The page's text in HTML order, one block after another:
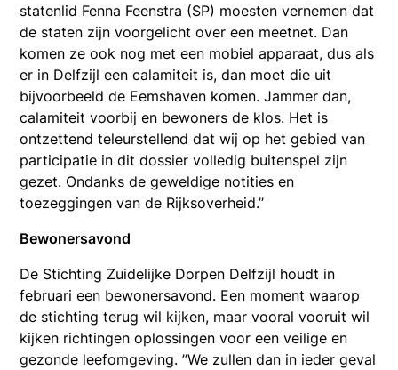
statenlid Fenna Feenstra (SP) moesten vernemen dat
de staten zijn voorgelicht over een meetnet. Dan
komen ze ook nog met een mobiel apparaat, dus als
er in Delfzijl een calamiteit is, dan moet die uit
bijvoorbeeld de Eemshaven komen. Jammer dan,
calamiteit voorbij en bewoners de klos. Het is
ontzettend teleurstellend dat wij op het gebied van
participatie in dit dossier volledig buitenspel zijn
gezet. Ondanks de geweldige notities en
toezeggingen van de Rijksoverheid.’’
Bewonersavond
De Stichting Zuidelijke Dorpen Delfzijl houdt in
februari een bewonersavond. Een moment waarop
de stichting terug wil kijken, maar vooral vooruit wil
kijken richtingen oplossingen voor een veilige en
gezonde leefomgeving. ’’We zullen dan in ieder geval